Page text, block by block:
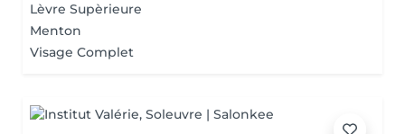
Lèvre Supèrieure
Menton
Visage Complet